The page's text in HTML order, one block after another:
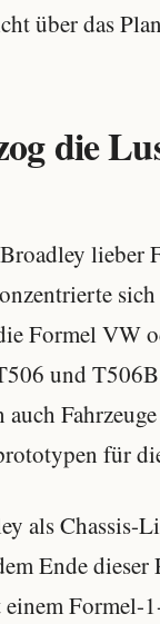
über das
die
lieber
Formel VW
und
auch
für
als Chassis-
Ende
Formel-